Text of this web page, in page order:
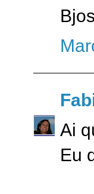
Bjos
Ai
Eu